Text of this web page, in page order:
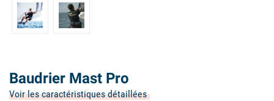
Baudrier Mast Pro
Voir les caractéristiques détaillées